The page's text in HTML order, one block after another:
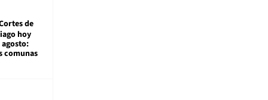
de
hoy
agosto:
comunas